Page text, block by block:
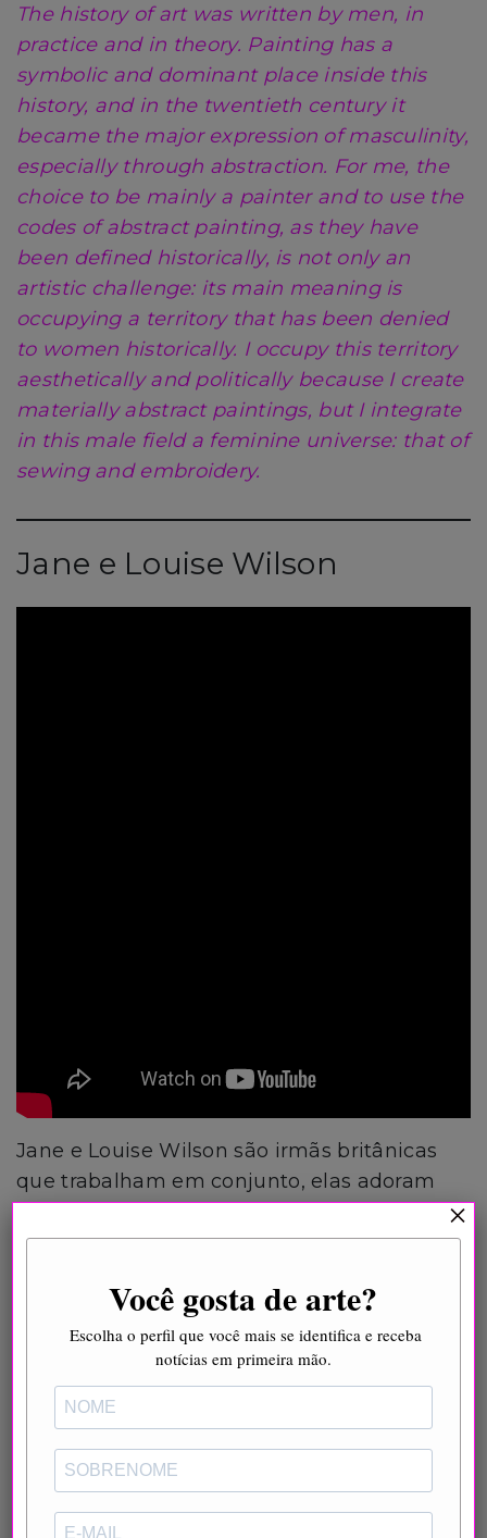
The history of art was written by men, in
practice and in theory. Painting has a
symbolic and dominant place inside this
history, and in the twentieth century it
became the major expression of masculinity,
especially through abstraction. For me, the
choice to be mainly a painter and to use the
codes of abstract painting, as they have
been defined historically, is not only an
artistic challenge: its main meaning is
occupying a territory that has been denied
to women historically. I occupy this territory
aesthetically and politically because I create
materially abstract paintings, but I integrate
in this male field a feminine universe: that of
sewing and embroidery.
Jane e Louise Wilson
Jane e Louise Wilson são irmãs britânicas
que trabalham em conjunto, elas adoram
prédios abandonados, o vídeo acima mostra
um de seus trabalhos, no Orford Ness, um
Você gosta de arte?
Escolha o perfil que você mais se identifica e receba
notícias em primeira mão.
×